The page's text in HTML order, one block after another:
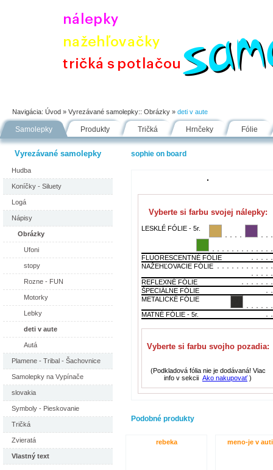
Navigácia: Úvod » Vyrezávané samolepky:: Obrázky » deti v aute
Samolepky Produkty Tričká Hrnčeky Fólie
Vyrezávané samolepky
Hudba
Koníčky - Siluety
Logá
Nápisy
Obrázky
Ufoni
stopy
Rozne - FUN
Motorky
Lebky
deti v aute
Autá
Plamene - Tribal - Šachovnice
Samolepky na Vypínače
slovakia
Symboly - Pieskovanie
Tričká
Zvieratá
Vlastný text
sophie on board
Vyberte si farbu svojej nálepky:
LESKLÉ FÓLIE - 5r.
FLUORESCENTNÉ FÓLIE
NAŽEHĽOVACIE FÓLIE
REFLEXNÉ FÓLIE
ŠPECIÁLNE FÓLIE
METALICKÉ FÓLIE
MATNÉ FÓLIE - 5r.
Vyberte si farbu svojho pozadia:
(Podkladová fólia nie je dodávaná! Viac
info v sekcii Ako nakupovať )
Podobné produkty
rebeka meno-je v